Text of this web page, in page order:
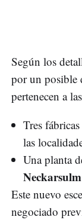
Según los
por un posible
pertenecen a
Tres
las
Una planta
Neckarsulm
Este nuevo
negociado